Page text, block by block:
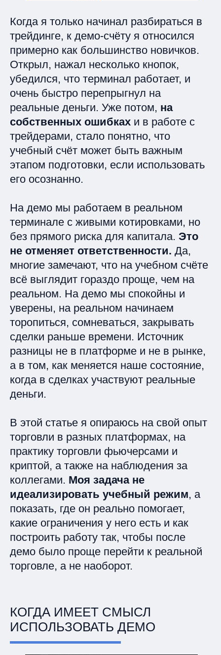
Когда я только начинал разбираться в
трейдинге, к демо-счёту я относился
примерно как большинство новичков.
Открыл, нажал несколько кнопок,
убедился, что терминал работает, и
очень быстро перепрыгнул на
реальные деньги. Уже потом, на
собственных ошибках и в работе с
трейдерами, стало понятно, что
учебный счёт может быть важным
этапом подготовки, если использовать
его осознанно.
На демо мы работаем в реальном
терминале с живыми котировками, но
без прямого риска для капитала. Это
не отменяет ответственности. Да,
многие замечают, что на учебном счёте
всё выглядит гораздо проще, чем на
реальном. На демо мы спокойны и
уверены, на реальном начинаем
торопиться, сомневаться, закрывать
сделки раньше времени. Источник
разницы не в платформе и не в рынке,
а в том, как меняется наше состояние,
когда в сделках участвуют реальные
деньги.
В этой статье я опираюсь на свой опыт
торговли в разных платформах, на
практику торговли фьючерсами и
криптой, а также на наблюдения за
коллегами. Моя задача не
идеализировать учебный режим, а
показать, где он реально помогает,
какие ограничения у него есть и как
построить работу так, чтобы после
демо было проще перейти к реальной
торговле, а не наоборот.
КОГДА ИМЕЕТ СМЫСЛ
ИСПОЛЬЗОВАТЬ ДЕМО